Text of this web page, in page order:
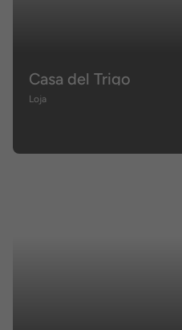
Casa del Trigo
Loja